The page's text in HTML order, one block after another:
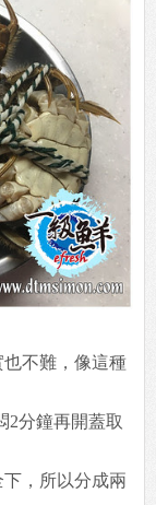
不難，像這種
2分鐘再開蓋取
，所以分成兩